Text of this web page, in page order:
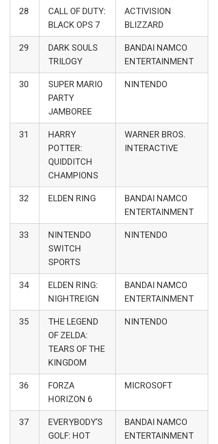
28
CALL OF DUTY:
BLACK OPS 7
ACTIVISION
BLIZZARD
29
DARK SOULS
TRILOGY
BANDAI NAMCO
ENTERTAINMENT
30
SUPER MARIO
PARTY
JAMBOREE
NINTENDO
31
HARRY
POTTER:
QUIDDITCH
CHAMPIONS
WARNER BROS.
INTERACTIVE
32 ELDEN RING
BANDAI NAMCO
ENTERTAINMENT
33
NINTENDO
SWITCH
SPORTS
NINTENDO
34
ELDEN RING:
NIGHTREIGN
BANDAI NAMCO
ENTERTAINMENT
35
THE LEGEND
OF ZELDA:
TEARS OF THE
KINGDOM
NINTENDO
36
FORZA
HORIZON 6
MICROSOFT
37
EVERYBODY’S
GOLF: HOT
BANDAI NAMCO
ENTERTAINMENT